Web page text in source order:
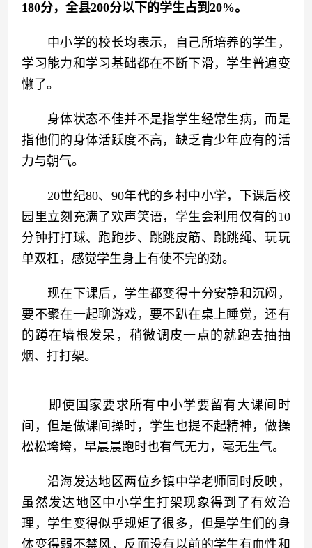
180分，全县200分以下的学生占到20%。
中小学的校长均表示，自己所培养的学生，
学习能力和学习基础都在不断下滑，学生普遍变
懒了。
身体状态不佳并不是指学生经常生病，而是
指他们的身体活跃度不高，缺乏青少年应有的活
力与朝气。
20世纪80、90年代的乡村中小学，下课后校
园里立刻充满了欢声笑语，学生会利用仅有的10
分钟打打球、跑跑步、跳跳皮筋、跳跳绳、玩玩
单双杠，感觉学生身上有使不完的劲。
现在下课后，学生都变得十分安静和沉闷，
要不聚在一起聊游戏，要不趴在桌上睡觉，还有
的蹲在墙根发呆，稍微调皮一点的就跑去抽抽
烟、打打架。
即使国家要求所有中小学要留有大课间时
间，但是做课间操时，学生也提不起精神，做操
松松垮垮，早晨晨跑时也有气无力，毫无生气。
沿海发达地区两位乡镇中学老师同时反映，
虽然发达地区中小学生打架现象得到了有效治
理，学生变得似乎规矩了很多，但是学生们的身
体变得弱不禁风，反而没有以前的学生有血性和